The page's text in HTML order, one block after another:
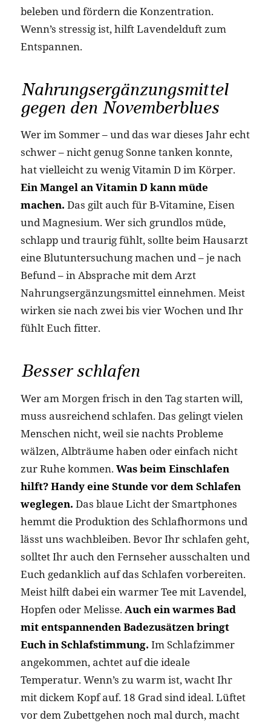
beleben und fördern die Konzentration.
Wenn’s stressig ist, hilft Lavendelduft zum
Entspannen.
Nahrungsergänzungsmittel
gegen den Novemberblues
Wer im Sommer – und das war dieses Jahr echt
schwer – nicht genug Sonne tanken konnte,
hat vielleicht zu wenig Vitamin D im Körper.
Ein Mangel an Vitamin D kann müde
machen. Das gilt auch für B-Vitamine, Eisen
und Magnesium. Wer sich grundlos müde,
schlapp und traurig fühlt, sollte beim Hausarzt
eine Blutuntersuchung machen und – je nach
Befund – in Absprache mit dem Arzt
Nahrungsergänzungsmittel einnehmen. Meist
wirken sie nach zwei bis vier Wochen und Ihr
fühlt Euch fitter.
Besser schlafen
Wer am Morgen frisch in den Tag starten will,
muss ausreichend schlafen. Das gelingt vielen
Menschen nicht, weil sie nachts Probleme
wälzen, Albträume haben oder einfach nicht
zur Ruhe kommen. Was beim Einschlafen
hilft? Handy eine Stunde vor dem Schlafen
weglegen. Das blaue Licht der Smartphones
hemmt die Produktion des Schlafhormons und
lässt uns wachbleiben. Bevor Ihr schlafen geht,
solltet Ihr auch den Fernseher ausschalten und
Euch gedanklich auf das Schlafen vorbereiten.
Meist hilft dabei ein warmer Tee mit Lavendel,
Hopfen oder Melisse. Auch ein warmes Bad
mit entspannenden Badezusätzen bringt
Euch in Schlafstimmung. Im Schlafzimmer
angekommen, achtet auf die ideale
Temperatur. Wenn’s zu warm ist, wacht Ihr
mit dickem Kopf auf. 18 Grad sind ideal. Lüftet
vor dem Zubettgehen noch mal durch, macht